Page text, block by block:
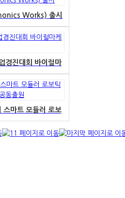
Works) 출시
경진대회 바이럴마
스마트 모듈러 로보